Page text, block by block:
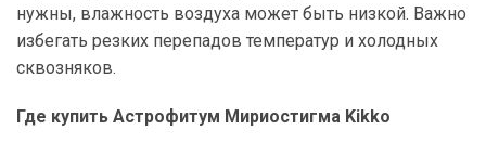
нужны, влажность воздуха может быть низкой. Важно
избегать резких перепадов температур и холодных
сквозняков.
Где купить Астрофитум Мириостигма Kikko